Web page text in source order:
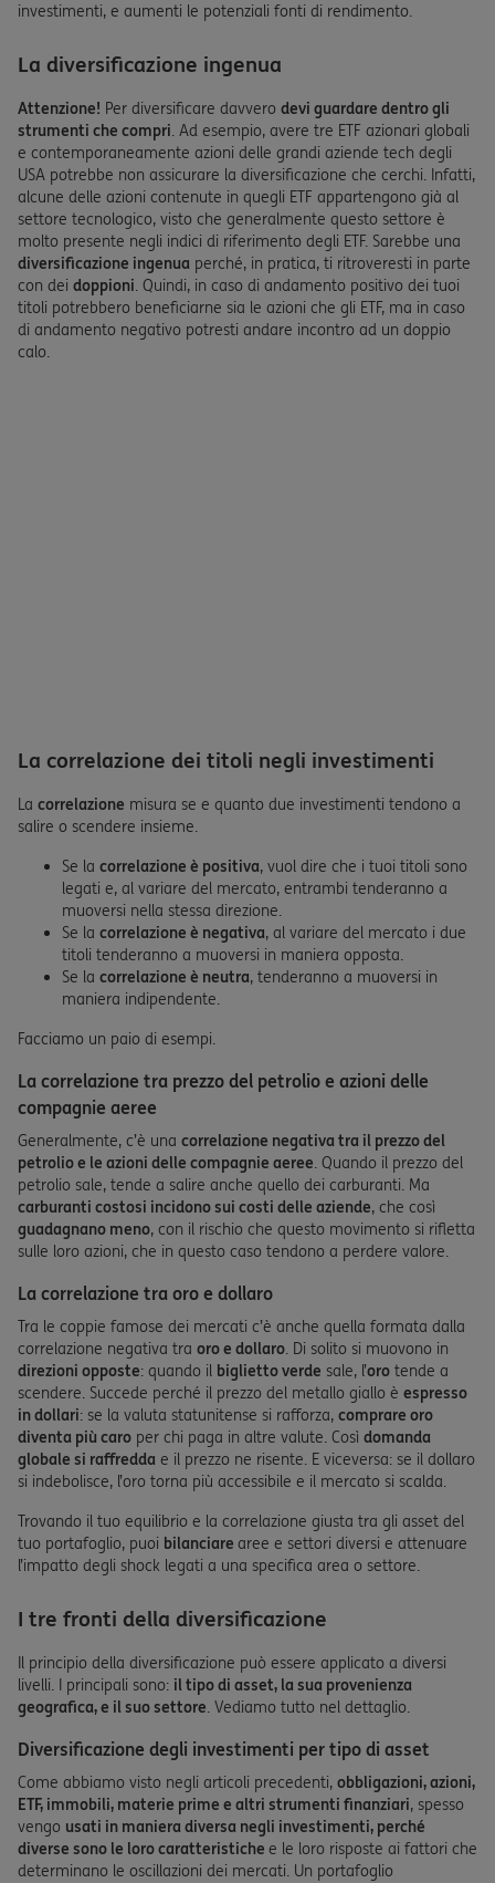
investimenti, e aumenti le potenziali fonti di rendimento.
La diversificazione ingenua
Attenzione! Per diversificare davvero devi guardare dentro gli
strumenti che compri. Ad esempio, avere tre ETF azionari globali
e contemporaneamente azioni delle grandi aziende tech degli
USA potrebbe non assicurare la diversificazione che cerchi. Infatti,
alcune delle azioni contenute in quegli ETF appartengono già al
settore tecnologico, visto che generalmente questo settore è
molto presente negli indici di riferimento degli ETF. Sarebbe una
diversificazione ingenua perché, in pratica, ti ritroveresti in parte
con dei doppioni. Quindi, in caso di andamento positivo dei tuoi
titoli potrebbero beneficiarne sia le azioni che gli ETF, ma in caso
di andamento negativo potresti andare incontro ad un doppio
calo.
La correlazione dei titoli negli investimenti
La correlazione misura se e quanto due investimenti tendono a
salire o scendere insieme.
Se la correlazione è positiva, vuol dire che i tuoi titoli sono
legati e, al variare del mercato, entrambi tenderanno a
muoversi nella stessa direzione.
Se la correlazione è negativa, al variare del mercato i due
titoli tenderanno a muoversi in maniera opposta.
Se la correlazione è neutra, tenderanno a muoversi in
maniera indipendente.
Facciamo un paio di esempi.
La correlazione tra prezzo del petrolio e azioni delle
compagnie aeree
Generalmente, c’è una correlazione negativa tra il prezzo del
petrolio e le azioni delle compagnie aeree. Quando il prezzo del
petrolio sale, tende a salire anche quello dei carburanti. Ma
carburanti costosi incidono sui costi delle aziende, che così
guadagnano meno, con il rischio che questo movimento si rifletta
sulle loro azioni, che in questo caso tendono a perdere valore.
La correlazione tra oro e dollaro
Tra le coppie famose dei mercati c’è anche quella formata dalla
correlazione negativa tra oro e dollaro. Di solito si muovono in
direzioni opposte: quando il biglietto verde sale, l’oro tende a
scendere. Succede perché il prezzo del metallo giallo è espresso
in dollari: se la valuta statunitense si rafforza, comprare oro
diventa più caro per chi paga in altre valute. Così domanda
globale si raffredda e il prezzo ne risente. E viceversa: se il dollaro
si indebolisce, l’oro torna più accessibile e il mercato si scalda.
Trovando il tuo equilibrio e la correlazione giusta tra gli asset del
tuo portafoglio, puoi bilanciare aree e settori diversi e attenuare
l’impatto degli shock legati a una specifica area o settore.
I tre fronti della diversificazione
Il principio della diversificazione può essere applicato a diversi
livelli. I principali sono: il tipo di asset, la sua provenienza
geografica, e il suo settore. Vediamo tutto nel dettaglio.
Diversificazione degli investimenti per tipo di asset
Come abbiamo visto negli articoli precedenti, obbligazioni, azioni,
ETF, immobili, materie prime e altri strumenti finanziari, spesso
vengo usati in maniera diversa negli investimenti, perché
diverse sono le loro caratteristiche e le loro risposte ai fattori che
determinano le oscillazioni dei mercati. Un portafoglio